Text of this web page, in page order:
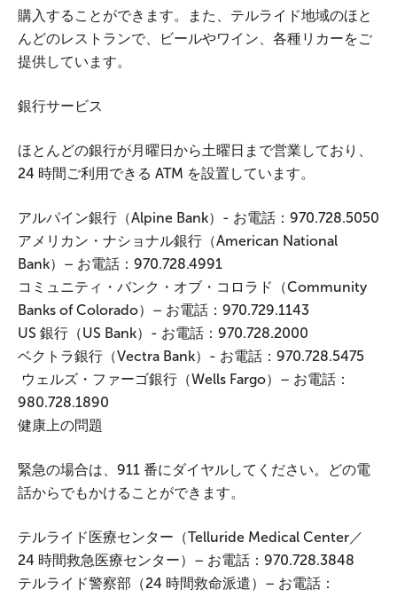
購入することができます。また、テルライド地域のほと
んどのレストランで、ビールやワイン、各種リカーをご
提供しています。
銀行サービス
ほとんどの銀行が月曜日から土曜日まで営業しており、
24 時間ご利用できる ATM を設置しています。
アルパイン銀行（Alpine Bank）- お電話：970.728.5050
アメリカン・ナショナル銀行（American National
Bank）– お電話：970.728.4991
コミュニティ・バンク・オブ・コロラド（Community
Banks of Colorado）– お電話：970.729.1143
US 銀行（US Bank）- お電話：970.728.2000
ベクトラ銀行（Vectra Bank）- お電話：970.728.5475
ウェルズ・ファーゴ銀行（Wells Fargo）– お電話：
980.728.1890
健康上の問題
緊急の場合は、911 番にダイヤルしてください。どの電
話からでもかけることができます。
テルライド医療センター（Telluride Medical Center／
24 時間救急医療センター）– お電話：970.728.3848
テルライド警察部（24 時間救命派遣）– お電話：